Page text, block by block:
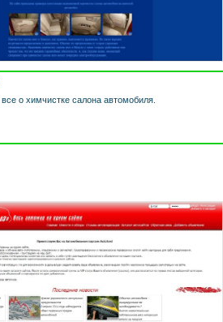
о химчистке салона автомобиля.